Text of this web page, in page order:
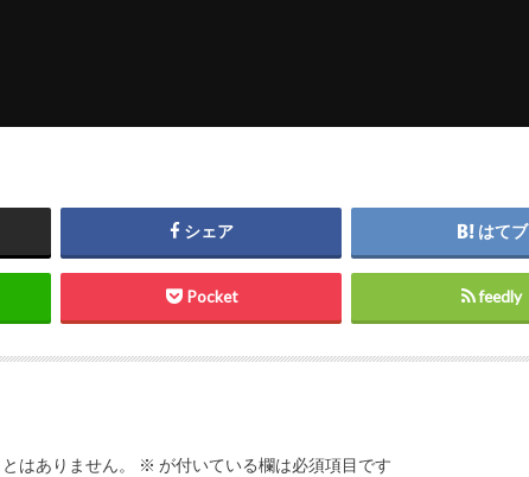
シェア はてブ
Pocket feedly
はありません。 ※ が付いている欄は必須項目です